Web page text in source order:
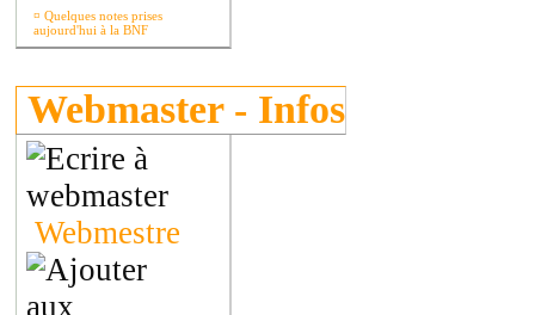
¤ Quelques notes prises
aujourd'hui à la BNF
Webmaster - Infos
Webmestre